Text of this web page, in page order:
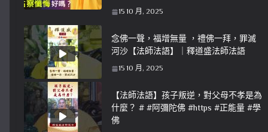
15 10 月, 2025
念佛一聲，福增無量 ，禮佛一拜，罪滅
河沙【法師法語】｜釋道盛法師法語
15 10 月, 2025
【法師法語】孩子叛逆，對父母不孝是為
什麼？ # #阿彌陀佛 #https #正能量 #學
佛